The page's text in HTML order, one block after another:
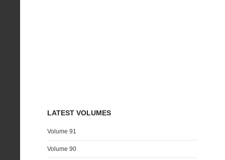
LATEST VOLUMES
Volume 91
Volume 90